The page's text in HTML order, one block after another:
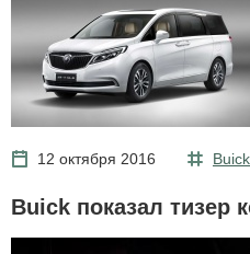
12 октября 2016
Buick показал тизер